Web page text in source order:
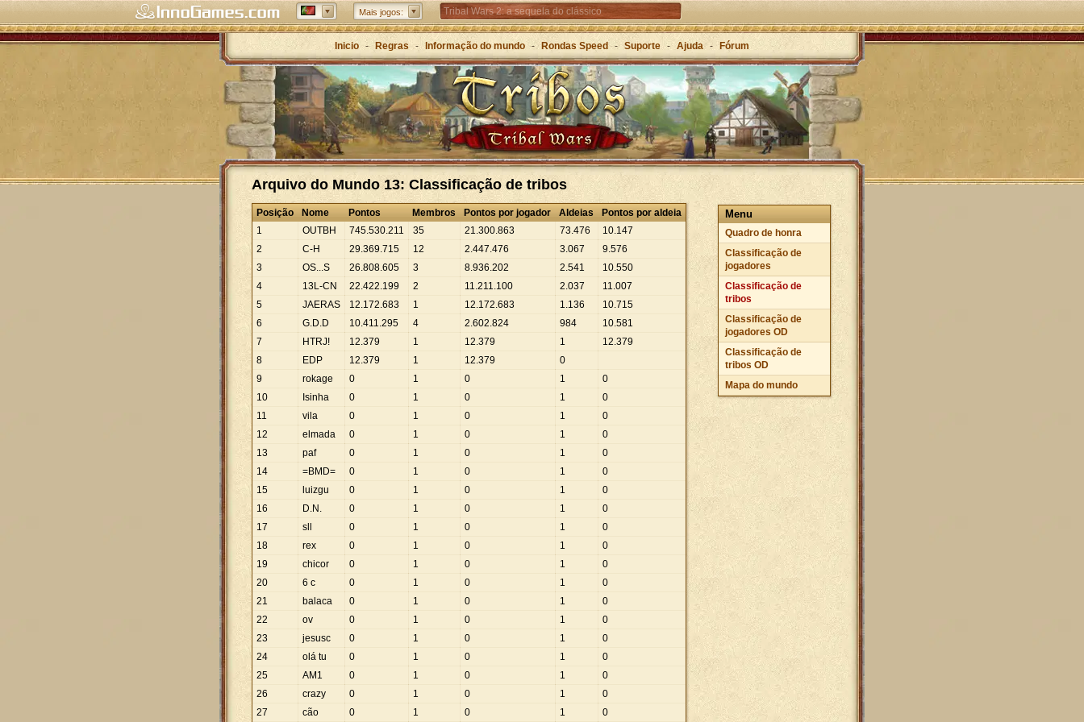
Mais jogos: Tribal Wars 2: a sequela do clássico
Forge of Empires – Estratégia ao longo das eras
Grepolis – Construa o seu império na Grécia Antiga
Inicio - Regras - Informação do mundo - Rondas Speed - Suporte - Ajuda - Fórum
Arquivo do Mundo 13: Classificação de tribos
Menu
Quadro de honra
Classificação de
jogadores
Classificação de
tribos
Classificação de
jogadores OD
Classificação de
tribos OD
Mapa do mundo
Posição Nome Pontos Membros Pontos por jogador Aldeias
Pontos por aldeia
1
OUTBH 745.530.211 35 21.300.863 73.476 10.147
2
C-H 29.369.715 12 2.447.476 3.067 9.576
3
OS...S 26.808.605 3 8.936.202 2.541 10.550
4
13L-CN 22.422.199 2 11.211.100 2.037 11.007
5
JAERAS 12.172.683 1 12.172.683 1.136 10.715
6
G.D.D 10.411.295 4 2.602.824 984 10.581
7
HTRJ! 12.379 1 12.379 1 12.379
8
EDP 12.379 1 12.379
0
9
rokage 0 1 0 1
0
10
Isinha 0 1 0 1
0
11
vila 0 1 0 1
0
12
elmada 0 1 0 1
0
13
paf 0 1 0 1
0
14
=BMD= 0 1 0 1
0
15
luizgu 0 1 0 1
0
16
D.N. 0 1 0 1
0
17
sll 0 1 0 1
0
18
rex 0 1 0 1
0
19
chicor 0 1 0 1
0
20
6 c 0 1 0 1
0
21
balaca 0 1 0 1
0
22
ov 0 1 0 1
0
23
jesusc 0 1 0 1
0
24
olá tu 0 1 0 1
0
25
AM1 0 1 0 1
0
26
crazy 0 1 0 1
0
27
cão 0 1 0 1 0